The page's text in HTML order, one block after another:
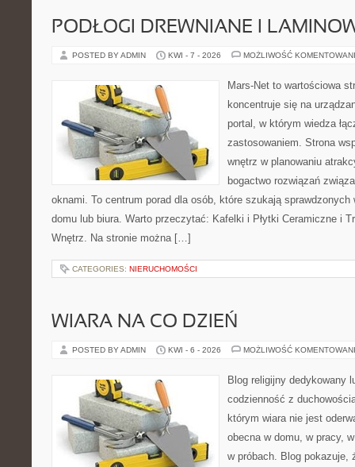
PODŁOGI DREWNIANE I
POSTED BY ADMIN KWI - 7 - 2026 MOŻLIWOŚĆ
Mars-Net to wartościowa
koncentruje się na
portal, w którym wiedza
zastosowaniem. Strona
wnętrz w planowaniu
bogactwo rozwiązań
oknami. To centrum porad dla osób, które szukają
domu lub biura. Warto przeczytać: Kafelki i Płytki Ceramiczne i
Wnętrz. Na stronie można […]
CATEGORIES: NIERUCHOMOŚCI
WIARA NA CO DZIEŃ
POSTED BY ADMIN KWI - 6 - 2026 MOŻLIWOŚĆ
Blog religijny dedykowany
codzienność z
którym wiara nie jest
obecna w domu, w pracy,
w próbach. Blog pokazuje,